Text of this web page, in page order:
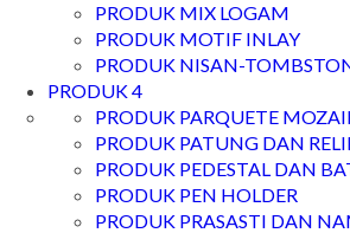
PRODUK MIX LOGAM
PRODUK MOTIF INLAY
PRODUK NISAN-
PRODUK 4
PRODUK PARQUETE
PRODUK PATUNG DAN
PRODUK PEDESTAL DAN
PRODUK PEN HOLDER
PRODUK PRASASTI DAN